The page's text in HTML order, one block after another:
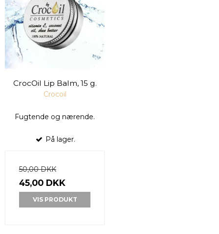
CrocOil Lip Balm, 15 g.
Crocoil
Fugtende og nærende.
På lager.
50,00 DKK
45,00 DKK
VIS PRODUKT